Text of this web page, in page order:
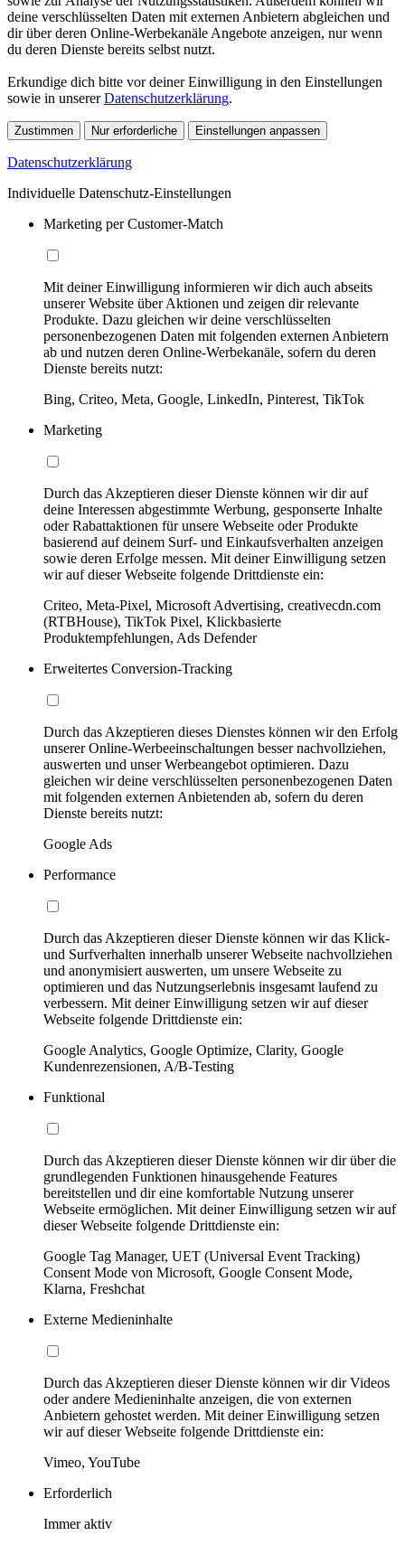
deine verschlüsselten Daten mit externen Anbietern abgleichen und
dir über deren Online-Werbekanäle Angebote anzeigen, nur wenn
du deren Dienste bereits selbst nutzt.
Erkundige dich bitte vor deiner Einwilligung in den Einstellungen
sowie in unsererDatenschutzerklärung.
Zustimmen Nur erforderliche Einstellungen anpassen
Datenschutzerklärung
Individuelle Datenschutz-Einstellungen
Marketing per Customer-Match
Mit deiner Einwilligung informieren wir dich auch abseits
unserer Website über Aktionen und zeigen dir relevante
Produkte. Dazu gleichen wir deine verschlüsselten
personenbezogenen Daten mit folgenden externen Anbietern
ab und nutzen deren Online-Werbekanäle, sofern du deren
Dienste bereits nutzt:
Bing, Criteo, Meta, Google, LinkedIn, Pinterest, TikTok
Marketing
Durch das Akzeptieren dieser Dienste können wir dir auf
deine Interessen abgestimmte Werbung, gesponserte Inhalte
oder Rabattaktionen für unsere Webseite oder Produkte
basierend auf deinem Surf- und Einkaufsverhalten anzeigen
sowie deren Erfolge messen. Mit deiner Einwilligung setzen
wir auf dieser Webseite folgende Drittdienste ein:
Criteo, Meta-Pixel, Microsoft Advertising, creativecdn.com
(RTBHouse), TikTok Pixel, Klickbasierte
Produktempfehlungen, Ads Defender
Erweitertes Conversion-Tracking
Durch das Akzeptieren dieses Dienstes können wir den Erfolg
unserer Online-Werbeeinschaltungen besser nachvollziehen,
auswerten und unser Werbeangebot optimieren. Dazu
gleichen wir deine verschlüsselten personenbezogenen Daten
mit folgenden externen Anbietenden ab, sofern du deren
Dienste bereits nutzt:
Google Ads
Performance
Durch das Akzeptieren dieser Dienste können wir das Klick-
und Surfverhalten innerhalb unserer Webseite nachvollziehen
und anonymisiert auswerten, um unsere Webseite zu
optimieren und das Nutzungserlebnis insgesamt laufend zu
verbessern. Mit deiner Einwilligung setzen wir auf dieser
Webseite folgende Drittdienste ein:
Google Analytics, Google Optimize, Clarity, Google
Kundenrezensionen, A/B-Testing
Funktional
Durch das Akzeptieren dieser Dienste können wir dir über die
grundlegenden Funktionen hinausgehende Features
bereitstellen und dir eine komfortable Nutzung unserer
Webseite ermöglichen. Mit deiner Einwilligung setzen wir auf
dieser Webseite folgende Drittdienste ein:
Google Tag Manager, UET (Universal Event Tracking)
Consent Mode von Microsoft, Google Consent Mode,
Klarna, Freshchat
Externe Medieninhalte
Durch das Akzeptieren dieser Dienste können wir dir Videos
oder andere Medieninhalte anzeigen, die von externen
Anbietern gehostet werden. Mit deiner Einwilligung setzen
wir auf dieser Webseite folgende Drittdienste ein:
Vimeo, YouTube
Erforderlich
Immer aktiv